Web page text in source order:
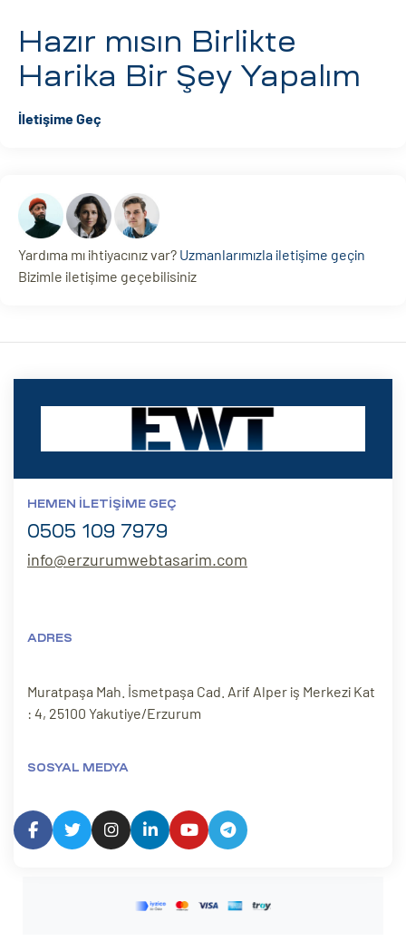
Hazır mısın Birlikte
Harika Bir Şey Yapalım
İletişime Geç
Yardıma mı ihtiyacınız var? Uzmanlarımızla iletişime geçin
Bizimle iletişime geçebilisiniz
HEMEN İLETIŞIME GEÇ
0505 109 7979
info@erzurumwebtasarim.com
ADRES
Muratpaşa Mah. İsmetpaşa Cad. Arif Alper iş Merkezi Kat
: 4, 25100 Yakutiye/Erzurum
SOSYAL MEDYA